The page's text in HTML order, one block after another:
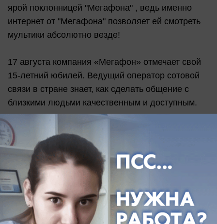
ярой поклонницей "Мегафона" , ведь именно
интернет от "Мегафона" позволяет ей смотреть
мультики абсолютно везде!
17 августа компания «Мегафон» отмечает свой
15-летний юбилей. Ведущий оператор сотовой
связи в стране знает, как сделать общение с
близкими людьми качественным и доступным.
В преддверии юбилейной даты
информационный портал «Блокнот Таганрога»
совместно с партнером, компанией «Мегафон»,
запускает фотоконкурс.
Отправьте свою фотографию с символикой,
оборудованием, товаром, рекламной